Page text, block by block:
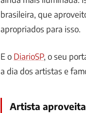
brasileira, que
apropriados para isso.
E o DiarioSP, o seu
a dia dos artistas e
Artista